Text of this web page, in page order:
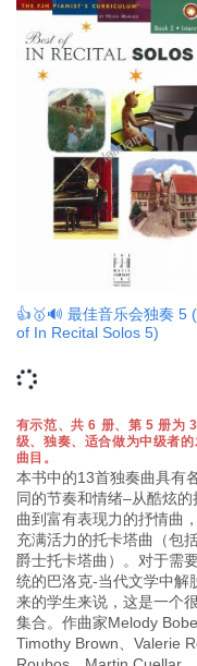
👍🥇🔊 最佳音乐会独奏 5
of In Recital Solos 5)
有示范、共 6 册、第 5 册为
级、独奏、适合做为中级者的
曲目。
本书中的13首独奏曲具有
同的节奏和情绪–从酷炫的
曲到富有表现力的抒情曲
充满活力的托卡塔曲（包
爵士托卡塔曲）。对于需
统的巴洛克-当代文学中解
来的学生来说，这是一个
集合。作曲家Melody
Timothy Brown、Valerie